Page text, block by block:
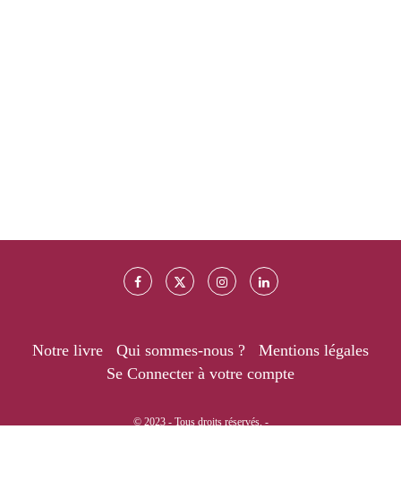
Notre livre Qui sommes-nous ?
Mentions légales
Se Connecter à votre compte
© 2023 - Tous droits réservés. -